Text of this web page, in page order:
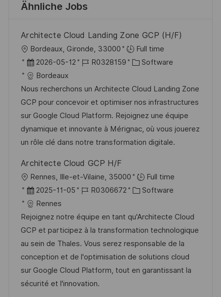
Ähnliche Jobs
Architecte Cloud Landing Zone GCP (H/F)
O
r
t
Bordeaux, Gironde, 33000
Full time
D
a
t
u
m
d
e
V
e
r
ö
f
f
e
n
t
l
2026-05-12
J
b
-
I
D
R0328159
K
t
e
g
o
r
Software
Bordeaux
Nous recherchons un Architecte Cloud Landing Zone
GCP pour concevoir et optimiser nos infrastructures
sur Google Cloud Platform. Rejoignez une équipe
dynamique et innovante à Mérignac, où vous jouerez
un rôle clé dans notre transformation digitale.
Architecte Cloud GCP H/F
O
r
t
Rennes, Ille-et-Vilaine, 35000
Full time
D
a
t
u
m
d
e
r
2025-11-05
J
b
-
I
D
R0306672
K
t
e
g
o
r
Software
Rennes
Rejoignez notre équipe en tant qu'Architecte Cloud
GCP et participez à la transformation technologique
au sein de Thales. Vous serez responsable de la
conception et de l'optimisation de solutions cloud
sur Google Cloud Platform, tout en garantissant la
sécurité et l'innovation.